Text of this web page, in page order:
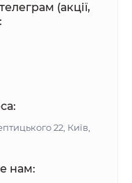
(акції,
22, Київ,
нам: